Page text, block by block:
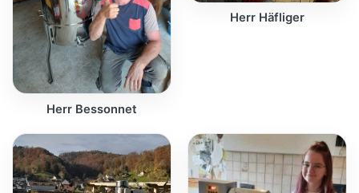
Herr Bessonnet
Herr Häfliger